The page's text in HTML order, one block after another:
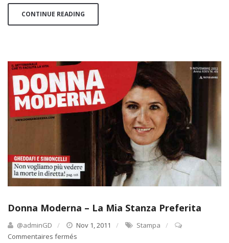
Masseria
Murgia
CONTINUE READING
Donna Moderna – La Mia Stanza Preferita
@adminGD Nov 1, 2011
Stampa
Commentaires fermés